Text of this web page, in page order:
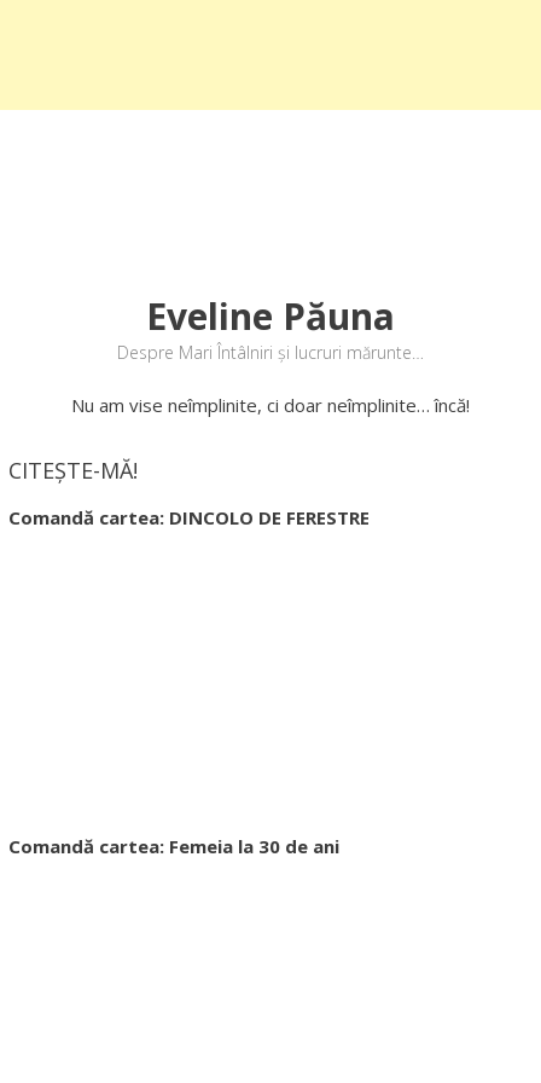
Eveline Păuna
Despre Mari Întâlniri și lucruri mărunte…
Nu am vise neîmplinite, ci doar neîmplinite… încă!
CITEȘTE-MĂ!
Comandă cartea: DINCOLO DE FERESTRE
Comandă cartea: Femeia la 30 de ani